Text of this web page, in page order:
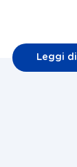
Leggi